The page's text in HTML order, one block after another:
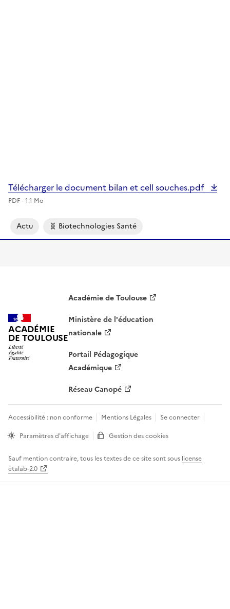
Télécharger le document bilan et cell souches.pdf
PDF - 1.1 Mo
Actu 🧬 Biotechnologies Santé
ACADÉMIE
DE TOULOUSE
Académie de Toulouse
Ministère de l'éducation
nationale
Portail Pédagogique
Académique
Réseau Canopé
Accessibilité : non conforme Mentions Légales
Se connecter
Paramètres d'affichage
Gestion des cookies
Sauf mention contraire, tous les textes de ce site sont sous license
etalab-2.0